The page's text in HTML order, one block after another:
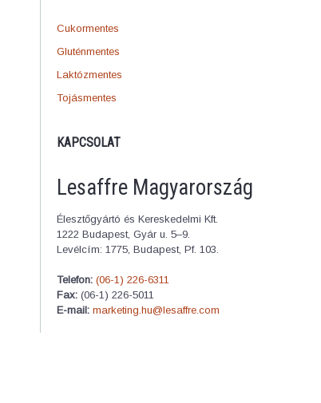
Cukormentes
Gluténmentes
Laktózmentes
Tojásmentes
KAPCSOLAT
Lesaffre Magyarország
Élesztőgyártó és Kereskedelmi Kft.
1222 Budapest, Gyár u. 5–9.
Levélcím: 1775, Budapest, Pf. 103.
Telefon: (06-1) 226-6311
Fax: (06-1) 226-5011
E-mail: marketing.hu@lesaffre.com